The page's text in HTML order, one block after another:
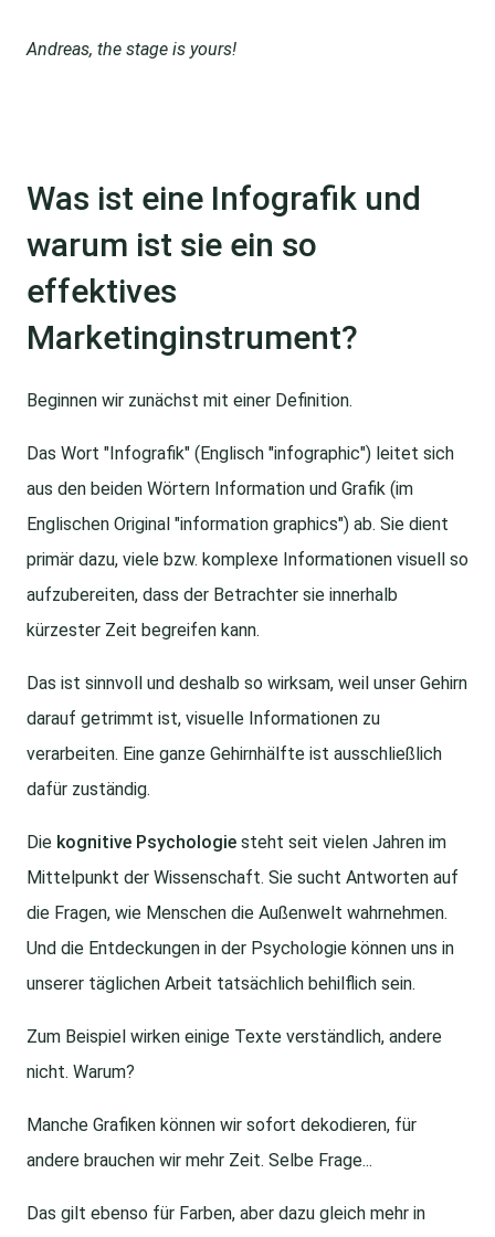
Andreas, the stage is yours!
Was ist eine Infografik und
warum ist sie ein so
effektives
Marketinginstrument?
Beginnen wir zunächst mit einer Definition.
Das Wort "Infografik" (Englisch "infographic") leitet sich
aus den beiden Wörtern Information und Grafik (im
Englischen Original "information graphics") ab. Sie dient
primär dazu, viele bzw. komplexe Informationen visuell so
aufzubereiten, dass der Betrachter sie innerhalb
kürzester Zeit begreifen kann.
Das ist sinnvoll und deshalb so wirksam, weil unser Gehirn
darauf getrimmt ist, visuelle Informationen zu
verarbeiten. Eine ganze Gehirnhälfte ist ausschließlich
dafür zuständig.
Die kognitive Psychologie steht seit vielen Jahren im
Mittelpunkt der Wissenschaft. Sie sucht Antworten auf
die Fragen, wie Menschen die Außenwelt wahrnehmen.
Und die Entdeckungen in der Psychologie können uns in
unserer täglichen Arbeit tatsächlich behilflich sein.
Zum Beispiel wirken einige Texte verständlich, andere
nicht. Warum?
Manche Grafiken können wir sofort dekodieren, für
andere brauchen wir mehr Zeit. Selbe Frage...
Das gilt ebenso für Farben, aber dazu gleich mehr in